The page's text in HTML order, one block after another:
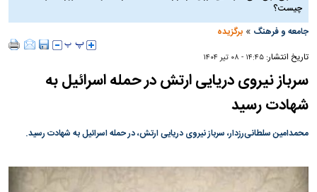
چیست؟
جامعه و فرهنگ »برگزیده
تاریخ انتشار:۱۴:۴۵ - ۰۸ تير ۱۴۰۴
سرباز نیروی دریایی ارتش در حمله اسرائیل به
شهادت رسید
محمدامین سلطانی‌رزدار، سرباز نیروی دریایی ارتش، در حمله اسرائیل به شهادت رسید.